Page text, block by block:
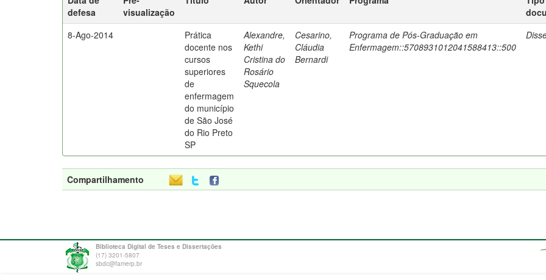
defesa
visualização
8-Ago-2014
Prática
docente nos
cursos
superiores
de
enfermagem
do município
de São José
do Rio Preto
SP
Alexandre,
Kethi
Cristina do
Rosário
Squecola
Cesarino,
Cláudia
Bernardi
Programa de Pós-Graduação em
Enfermagem::5708931012041588413::500
Compartilhamento
Biblioteca Digital de Teses e Dissertações
(17) 3201-5807
sbdc@famerp.br